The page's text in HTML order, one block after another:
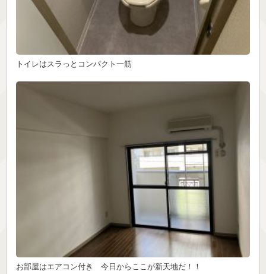
トイレはスラっとコンパクト一筋
お部屋はエアコン付き 今日からここが新天地だ！！